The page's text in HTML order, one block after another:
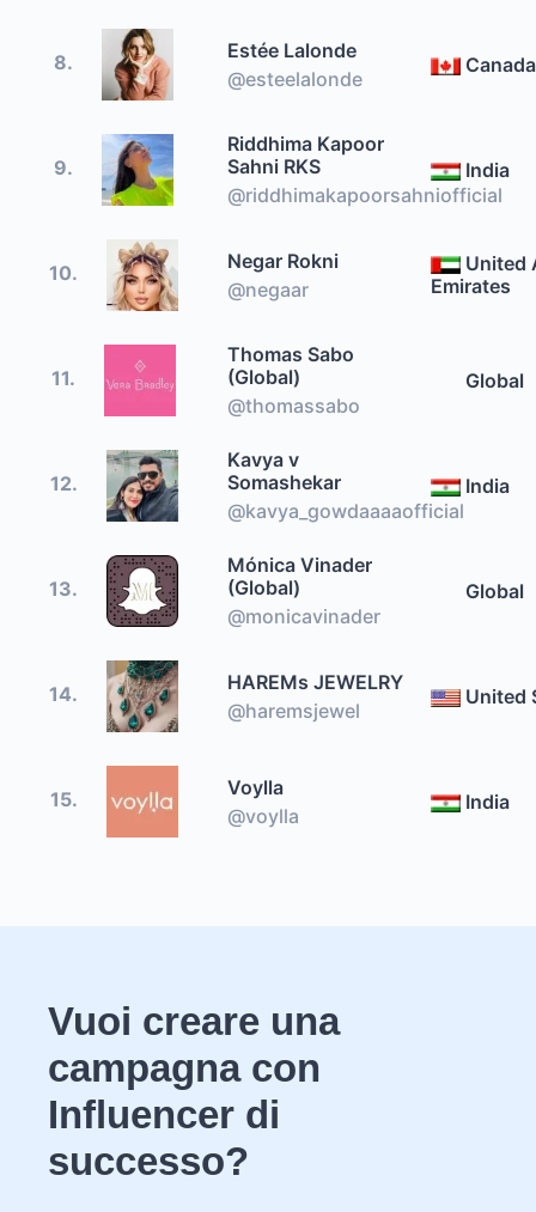
8.
Estée Lalonde
@esteelalonde
Canada
9.
Riddhima Kapoor
Sahni RKS
@riddhimakapoorsahniofficial
India
10.
Negar Rokni
@negaar
United
Emirates
11.
Thomas Sabo
(Global)
@thomassabo
Global
12.
Kavya v
Somashekar
@kavya_gowdaaaaofficial
India
13.
Mónica Vinader
(Global)
@monicavinader
Global
14.
HAREMs JEWELRY
@haremsjewel
United
15.
Voylla
@voylla
India
Vuoi creare una
campagna con
Influencer di
successo?